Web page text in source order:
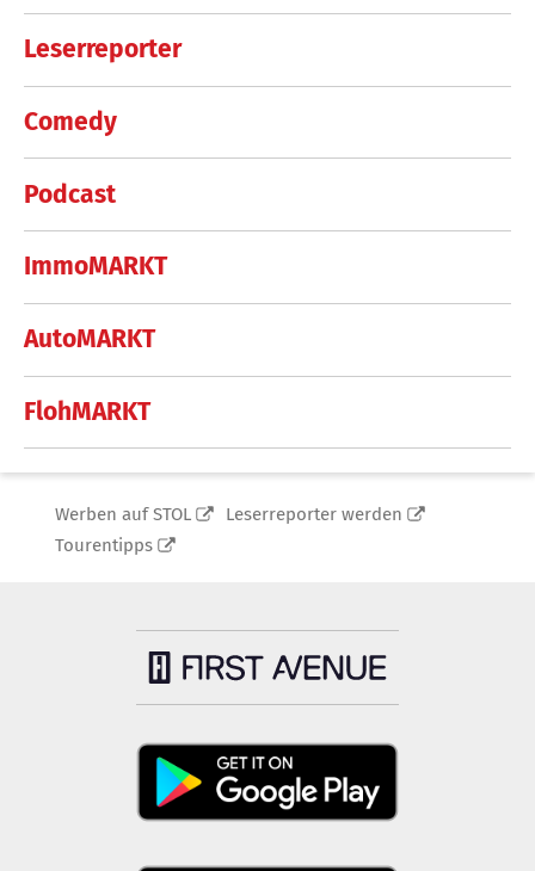
Leserreporter
Comedy
Podcast
ImmoMARKT
AutoMARKT
FlohMARKT
Werben auf STOL
Leserreporter werden
Tourentipps